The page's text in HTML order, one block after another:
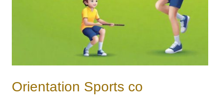
Orientation Sports co